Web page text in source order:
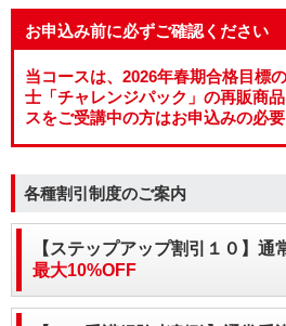
お申込み前に必ずご確認ください
当コースは、2026年春期合格目標
士「チャレンジパック」の再販商
スをご受講中の方はお申込みの必要
各種割引制度のご案内
【ステップアップ割引１０】通
最大10%OFF